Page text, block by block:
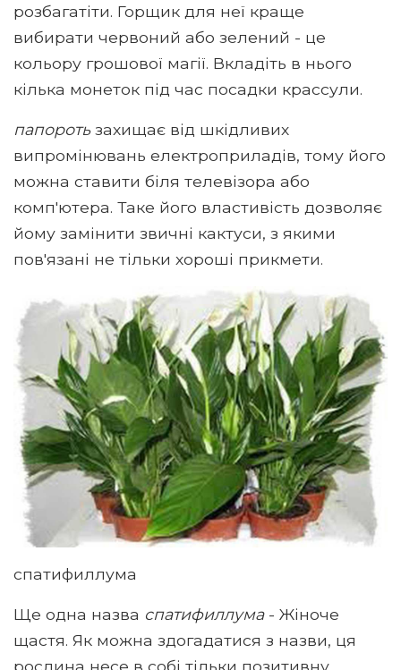
розбагатіти. Горщик для неї краще
вибирати червоний або зелений - це
кольору грошової магії. Вкладіть в нього
кілька монеток під час посадки крассули.
папоротьзахищає від шкідливих
випромінювань електроприладів, тому його
можна ставити біля телевізора або
комп'ютера. Таке його властивість дозволяє
йому замінити звичні кактуси, з якими
пов'язані не тільки хороші прикмети.
спатифиллума
Ще одна назва спатифиллума- Жіноче
щастя. Як можна здогадатися з назви, ця
рослина несе в собі тільки позитивну